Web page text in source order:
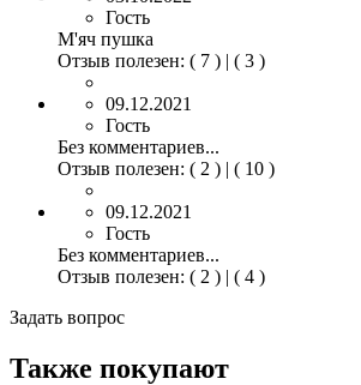
Гость
М'яч пушка
Отзыв полезен: ( 7 ) | ( 3 )
09.12.2021
Гость
Без комментариев...
Отзыв полезен: ( 2 ) | ( 10 )
09.12.2021
Гость
Без комментариев...
Отзыв полезен: ( 2 ) | ( 4 )
Задать вопрос
Также покупают